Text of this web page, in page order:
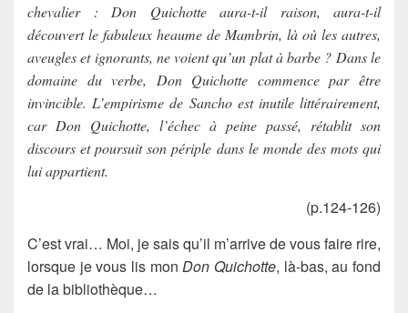
chevalier : Don Quichotte aura-t-il raison, aura-t-il
découvert le fabuleux heaume de Mambrin, là où les autres,
aveugles et ignorants, ne voient qu’un plat à barbe ? Dans le
domaine du verbe, Don Quichotte commence par être
invincible. L’empirisme de Sancho est inutile littérairement,
car Don Quichotte, l’échec à peine passé, rétablit son
discours et poursuit son périple dans le monde des mots qui
lui appartient.
(p.124-126)
C’est vrai… Moi, je sais qu’il m’arrive de vous faire rire,
lorsque je vous lis monDon Quichotte, là-bas, au fond
de la bibliothèque…